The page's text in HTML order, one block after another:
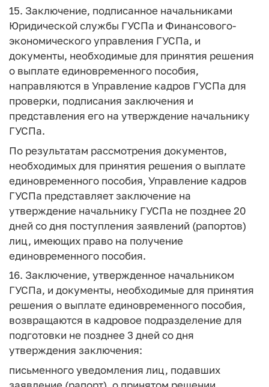
15. Заключение, подписанное начальниками
Юридической службы ГУСПа и Финансового-
экономического управления ГУСПа, и
документы, необходимые для принятия решения
о выплате единовременного пособия,
направляются в Управление кадров ГУСПа для
проверки, подписания заключения и
представления его на утверждение начальнику
ГУСПа.
По результатам рассмотрения документов,
необходимых для принятия решения о выплате
единовременного пособия, Управление кадров
ГУСПа представляет заключение на
утверждение начальнику ГУСПа не позднее 20
дней со дня поступления заявлений (рапортов)
лиц, имеющих право на получение
единовременного пособия.
16. Заключение, утвержденное начальником
ГУСПа, и документы, необходимые для принятия
решения о выплате единовременного пособия,
возвращаются в кадровое подразделение для
подготовки не позднее 3 дней со дня
утверждения заключения:
письменного уведомления лиц, подавших